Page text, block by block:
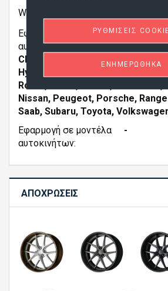
Wheel Color:
Εφαρμογή σε μάρκα
αυτοκινήτου:
Alfa
Audi,
Chrysler, Citroen, Corvette,
Hyundai, Jaguar, Jeep, Kia,
Rover, Lexus, Mazda, Mercedes,
Nissan, Peugeot, Porsche,
Saab, Subaru, Toyota,
Εφαρμογή σε μοντέλα
αυτοκινήτων:
-
ΑΠΟΧΡΏΣΕΙΣ
ΡΥΘΜΊΣΕΙΣ
ΕΝΗΜΕΡΏΘΗΚΑ